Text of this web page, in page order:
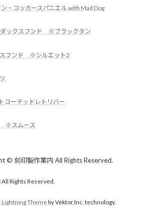
ン・コッカースパニエル with Mad Dog
ダックスフンド ※ブラックタン
スフンド ※シルエット2
コーテッドレトリバー
※スムース
© 刻印製作案内 All Rights Reserved.
Rights Reserved.
Lightning Themeby Vektor,Inc. technology.